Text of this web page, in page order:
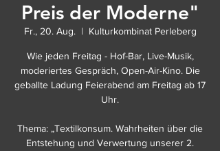
Preis der Moderne"
Fr., 20. Aug.
  |
Kulturkombinat Perleberg
Wie jeden Freitag - Hof-Bar, Live-Musik,
moderiertes Gespräch, Open-Air-Kino. Die
geballte Ladung Feierabend am Freitag ab 17
Uhr.
Thema: „Textilkonsum. Wahrheiten über die
Entstehung und Verwertung unserer 2.